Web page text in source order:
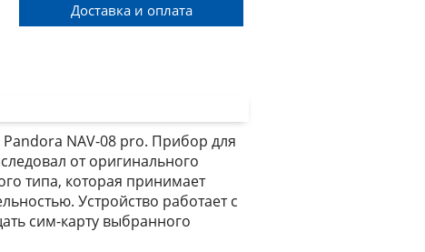
Доставка и оплата
NAV-08 pro. Прибор для
от оригинального
типа, которая принимает
Устройство работает с
сим-карту выбранного